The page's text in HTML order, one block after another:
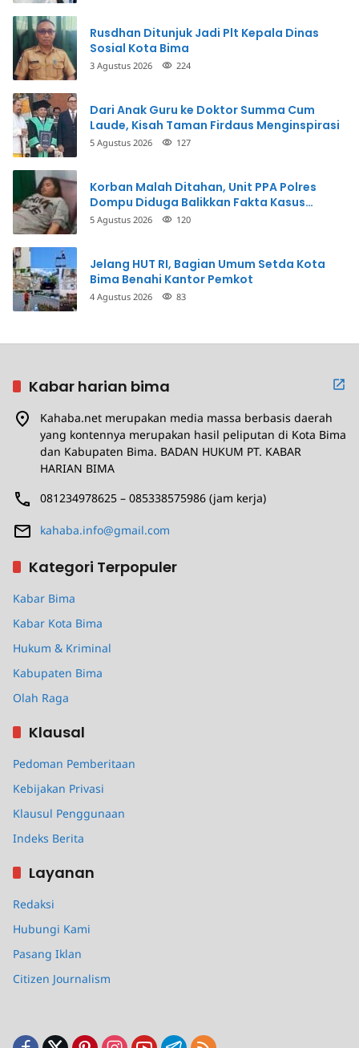
Rusdhan Ditunjuk Jadi Plt Kepala Dinas
Sosial Kota Bima
3 Agustus 2026 224
Dari Anak Guru ke Doktor Summa Cum
Laude, Kisah Taman Firdaus Menginspirasi
5 Agustus 2026 127
Korban Malah Ditahan, Unit PPA Polres
Dompu Diduga Balikkan Fakta Kasus
Penganiayaan
5 Agustus 2026 120
Jelang HUT RI, Bagian Umum Setda Kota
Bima Benahi Kantor Pemkot
4 Agustus 2026 83
Kabar harian bima
Kahaba.net merupakan media massa berbasis daerah
yang kontennya merupakan hasil peliputan di Kota Bima
dan Kabupaten Bima. BADAN HUKUM PT. KABAR
HARIAN BIMA
081234978625 – 085338575986 (jam kerja)
kahaba.info@gmail.com
Kategori Terpopuler
Kabar Bima
Kabar Kota Bima
Hukum & Kriminal
Kabupaten Bima
Olah Raga
Klausal
Pedoman Pemberitaan
Kebijakan Privasi
Klausul Penggunaan
Indeks Berita
Layanan
Redaksi
Hubungi Kami
Pasang Iklan
Citizen Journalism